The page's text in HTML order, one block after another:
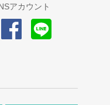
アカウント